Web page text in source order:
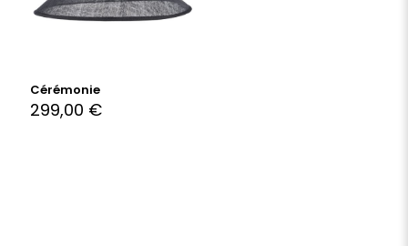
Cérémonie
299,00 €